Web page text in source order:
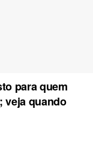
para quem
veja quando